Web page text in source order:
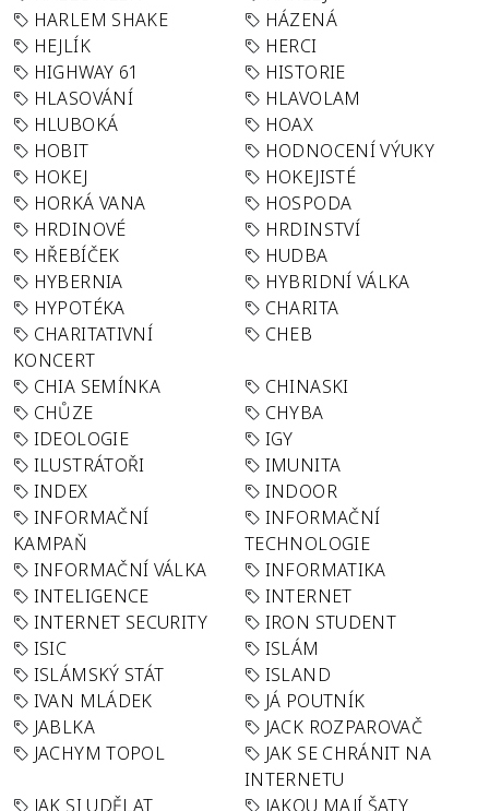
HARLEM SHAKE
HÁZENÁ
HEJLÍK
HERCI
HIGHWAY 61
HISTORIE
HLASOVÁNÍ
HLAVOLAM
HLUBOKÁ
HOAX
HOBIT
HODNOCENÍ VÝUKY
HOKEJ
HOKEJISTÉ
HORKÁ VANA
HOSPODA
HRDINOVÉ
HRDINSTVÍ
HŘEBÍČEK
HUDBA
HYBERNIA
HYBRIDNÍ VÁLKA
HYPOTÉKA
CHARITA
CHARITATIVNÍ
KONCERT
CHEB
CHIA SEMÍNKA
CHINASKI
CHŮZE
CHYBA
IDEOLOGIE
IGY
ILUSTRÁTOŘI
IMUNITA
INDEX
INDOOR
INFORMAČNÍ
KAMPAŇ
INFORMAČNÍ
TECHNOLOGIE
INFORMAČNÍ VÁLKA
INFORMATIKA
INTELIGENCE
INTERNET
INTERNET SECURITY
IRON STUDENT
ISIC
ISLÁM
ISLÁMSKÝ STÁT
ISLAND
IVAN MLÁDEK
JÁ POUTNÍK
JABLKA
JACK ROZPAROVAČ
JACHYM TOPOL
JAK SE CHRÁNIT NA
INTERNETU
JAK SI UDĚLAT
JAKOU MAJÍ ŠATY